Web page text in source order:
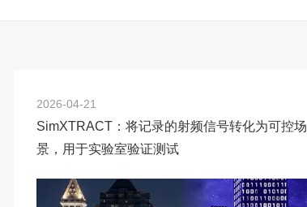
2026-04-21
SimXTRACT：将记录的射频信号转化为可控场
景，用于实验室验证测试